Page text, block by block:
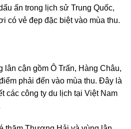
ấn trong lịch sử Trung Quốc,
có vẻ đẹp đặc biệt vào mùa thu.
cận gồm Ô Trấn, Hàng Châu,
phải đến vào mùa thu. Đây là
các công ty du lịch tại Việt Nam